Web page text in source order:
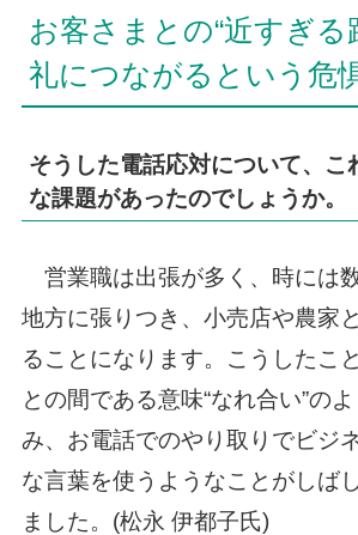
お客さまとの“近すぎる
礼につながるという危
そうした電話応対について、こ
な課題があったのでしょうか。
営業職は出張が多く、時には
地方に張りつき、小売店や農家
ることになります。こうしたこ
との間である意味“なれ合い”の
み、お電話でのやり取りでビジ
な言葉を使うようなことがしば
ました。(松永 伊都子氏)